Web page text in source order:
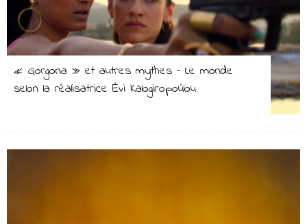
« Gorgona » et autres mythes – Le monde
selon la réalisatrice Évi Kalogiropoúlou